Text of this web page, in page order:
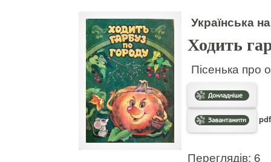
Українська
Ходить
Пісенька про
Переглядів: 6